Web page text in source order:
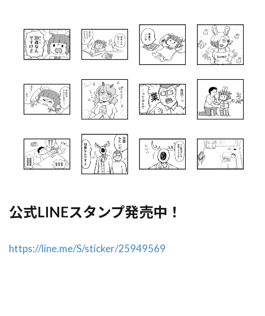
公式LINEスタンプ発売中！
https://line.me/S/sticker/25949569